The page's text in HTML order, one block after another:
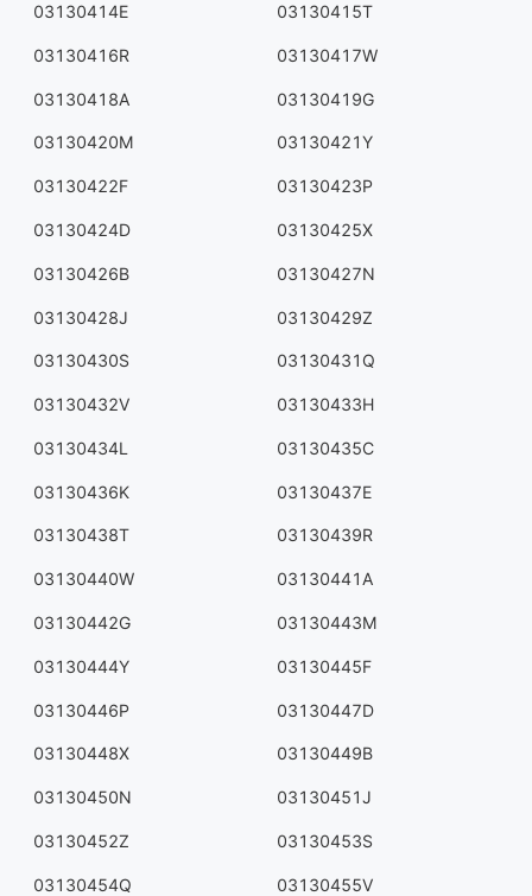
03130414E 03130415T
03130416R 03130417W
03130418A 03130419G
03130420M 03130421Y
03130422F 03130423P
03130424D 03130425X
03130426B 03130427N
03130428J 03130429Z
03130430S 03130431Q
03130432V 03130433H
03130434L 03130435C
03130436K 03130437E
03130438T 03130439R
03130440W 03130441A
03130442G 03130443M
03130444Y 03130445F
03130446P 03130447D
03130448X 03130449B
03130450N 03130451J
03130452Z 03130453S
03130454Q 03130455V